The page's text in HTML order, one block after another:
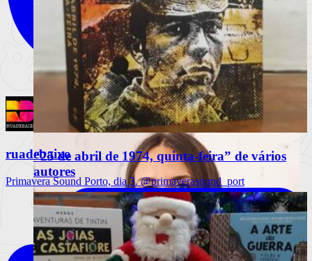
“25 de abril de 1974, quinta-feira” de vários
autores
ruadebaixo
Primavera Sound Porto, dia 3. @primaverasound_port